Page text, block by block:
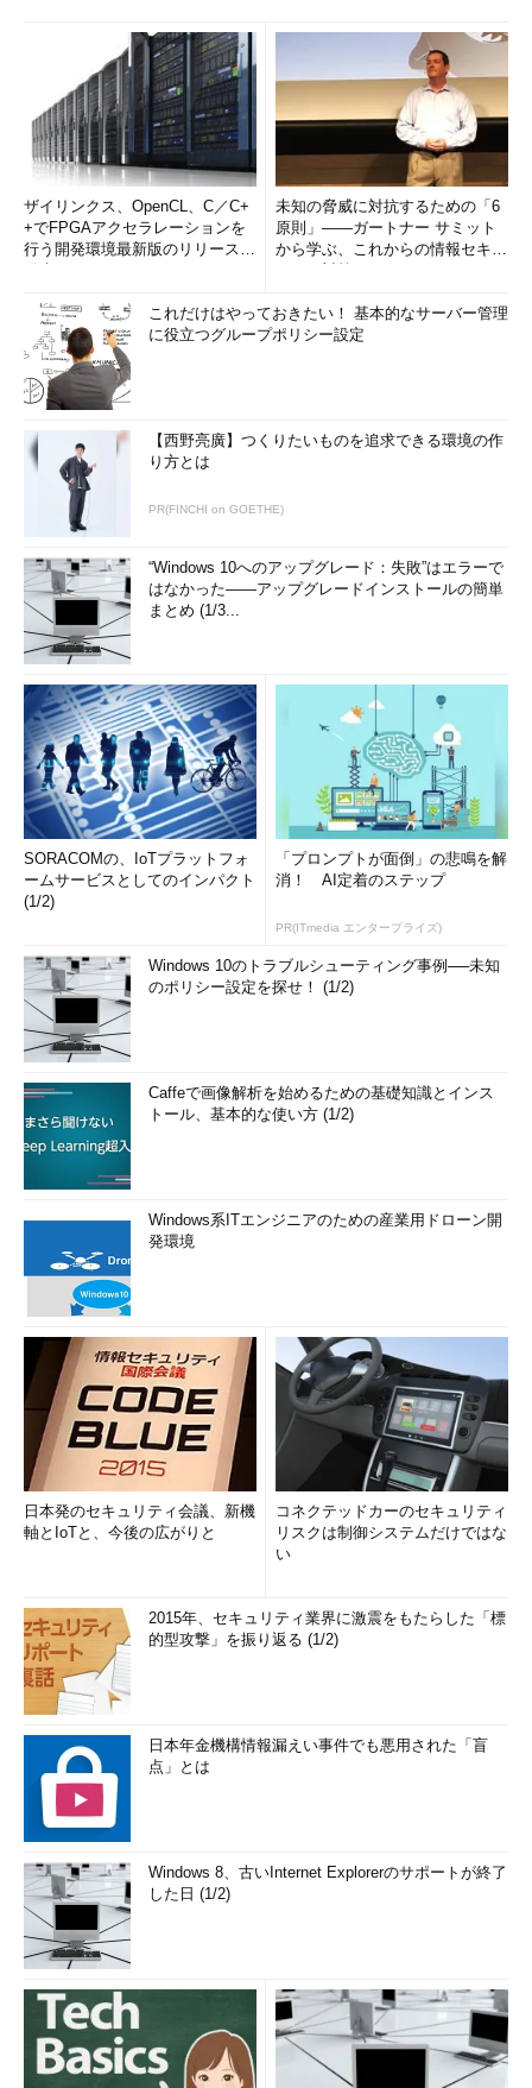
ントベンダーが対応しない限り表示できない）。
日本語Windows OSで日本語テキスト文字を扱う場合、たいて
いの場合はシフトJISコードになっているので（テキストとして
保存させると、多くのアプリは、デフォルトではシフトJISコー
ドで保存する）、テキストファイルでデータをやりとりしている
と、新元号（に対応する1文字の漢字文字）がそのままでは表現
できないことになる。新元号だけは漢字2文字で表現するか、テ
キストはUnicodeやUTF-8にする、もしくはアプリのドキュメン
応が必要になるかもしれない。
また、マイクロソフトは、Windows OSやOfficeなどの新元号
への対応をWindows Update経由で配布する。ユーザーは、ファ
イルをダウンロードしてインストール作業などを行う必要はない
が、Windows Updateの設定に従うことになる点に注意が必要
だ。例えば、更新を延期していれば、新元号への対応が行われる
品質アップデートも適用されなくなる。
の元号に対応するために基本的な仕組みはすでに組み込まれてい
る。また、新元号の開始時期も2019年5月1日以後とされている
が、肝心な元号そのものが未発表であるため、その部分が抜けた
状態になっている（独自の日付処理機能を持つソフトウェアで
も、元号の基本情報は、Windows OSが持つ情報を利用している
ことが多い）。また、2019年2月時点のWindows 10では、基本的
な仕組みはあるものの、新元号に関するレジストリ情報がないた
め、以前と同じく、平成が最後の元号となっていて、2020年を
和暦で表示させると「平成32年」となる。ただし、後述するよ
うにレジストリを設定すれば、新元号を有効にしたテストを行う
ことは可能だ。
同様に、Windows OSや付属アプリケーションで日付関連の処
理を行う.NET Frameworkも新元号対応の仕組みは組み込まれて
いるものの、Windows OS側で新元号名が設定されないと、新元
号で表現された和暦の日付情報を正しく内部形式に変換すること
などができない他、日付の比較や計算などを正しく行えなくな
る。.NET Framework自体をユーザーが直接使うことはないが、
その更新ができないと、多くのアプリケーションに影響が及ぶ可
能性がある。
では、次ページで具体的にWindows OS／Office向けの新元号
対応更新プログラムは何を変更するのかを見ていこう。
2．新元号対応更新プログラムによるシステムの
変更点
ザイリンクス、OpenCL、C／C+
+でFPGAアクセラレーションを
行う開発環境最新版のリリースを
未知の脅威に対抗するための「6
原則」――ガートナー サミット
から学ぶ、これからの情報セキュ
これだけはやっておきたい！ 基本的なサーバー管理
に役立つグループポリシー設定
【西野亮廣】つくりたいものを追求できる環境の作
り方とは
PR(FINCHI on GOETHE)
“Windows 10へのアップグレード：失敗”はエラーで
はなかった――アップグレードインストールの簡単
まとめ (1/3...
SORACOMの、IoTプラットフォ
ームサービスとしてのインパクト
(1/2)
「プロンプトが面倒」の悲鳴を解
消！ AI定着のステップ
PR(ITmedia エンタープライズ)
Windows 10のトラブルシューティング事例──未知
のポリシー設定を探せ！ (1/2)
Caffeで画像解析を始めるための基礎知識とインス
トール、基本的な使い方 (1/2)
Windows系ITエンジニアのための産業用ドローン開
発環境
日本発のセキュリティ会議、新機
軸とIoTと、今後の広がりと
コネクテッドカーのセキュリティ
リスクは制御システムだけではな
い
2015年、セキュリティ業界に激震をもたらした「標
的型攻撃」を振り返る (1/2)
日本年金機構情報漏えい事件でも悪用された「盲
点」とは
Windows 8、古いInternet Explorerのサポートが終了
した日 (1/2)